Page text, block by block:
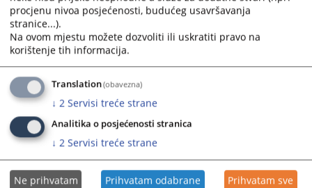
question
mark
key
to
get
the
keyboard
shortcuts
for
changing
dates.
question
key
to
the
keyboard
shortcuts
changing
dates.
procjenu nivoa posjećenosti, budućeg usavršavanja
stranice...).
Na ovom mjestu možete dozvoliti ili uskratiti pravo na
korištenje tih informacija.
Translation(obavezna)
↓ 2 Servisi treće strane
Analitika o posjećenosti stranica
↓ 2 Servisi treće strane
Ne prihvatam Prihvatam odabrane Prihvatam sve